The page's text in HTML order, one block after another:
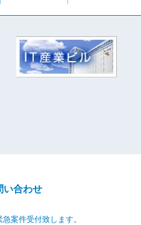
い合わせ
案件受付致します。